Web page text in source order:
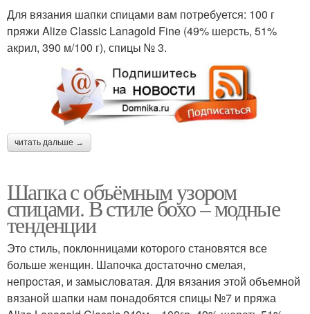
Для вязания шапки спицами вам потребуется: 100 г
пряжи Alize Classic Lanagold Fine (49% шерсть, 51%
акрил, 390 м/100 г), спицы № 3.
читать дальше →
Шапка с объёмным узором
спицами. В стиле бохо – модные
тенденции
Это стиль, поклонницами которого становятся все
больше женщин. Шапочка достаточно смелая,
непростая, и замысловатая. Для вязания этой объемной
вязаной шапки нам понадобятся спицы №7 и пряжа